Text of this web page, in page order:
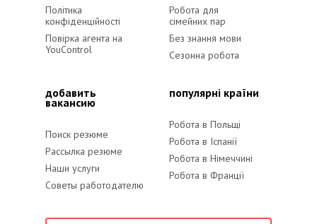
Політика
конфіденційності
Повірка агента на
YouControl
Робота для
сімейних пар
Без знання мови
Сезонна робота
добавить
вакансию
Поиск резюме
Рассылка резюме
Наши услуги
Советы работодателю
популярні країни
Робота в Польщі
Робота в Іспанії
Робота в Німеччині
Робота в Франції